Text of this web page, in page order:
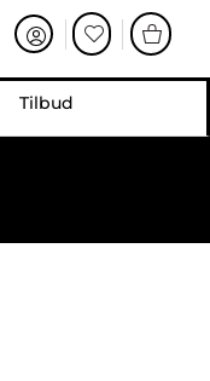
Tilbud